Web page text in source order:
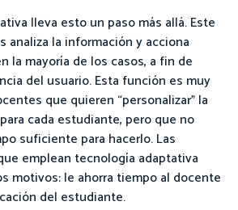
lleva esto un paso más allá. Este
analiza la información y acciona
la mayoría de los casos, a fin de
del usuario. Esta función es muy
que quieren “personalizar” la
cada estudiante, pero que no
suficiente para hacerlo. Las
emplean tecnología adaptativa
motivos: le ahorra tiempo al docente
del estudiante.